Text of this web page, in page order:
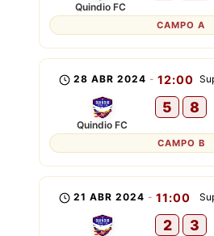
Quindio FC
CAMPO A
28 ABR 2024 - 12:00
Quindio FC
5 8
CAMPO B
21 ABR 2024 - 11:00
2 3